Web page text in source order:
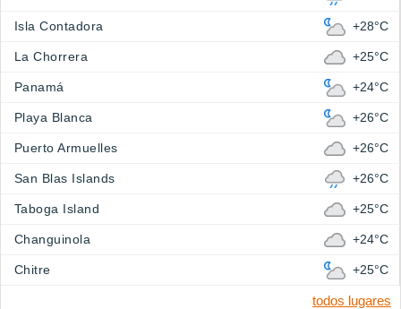
Isla Contadora +28°C
La Chorrera +25°C
Panamá +24°C
Playa Blanca +26°C
Puerto Armuelles +26°C
San Blas Islands +26°C
Taboga Island +25°C
Changuinola +24°C
Chitre +25°C
todos lugares